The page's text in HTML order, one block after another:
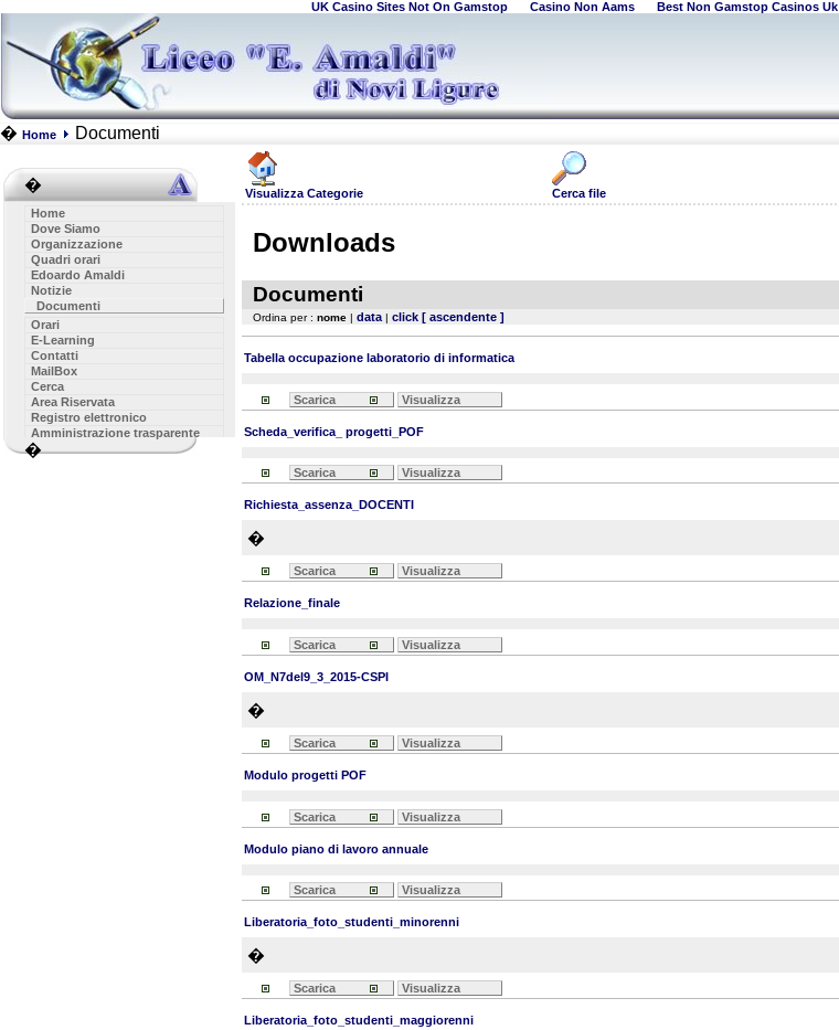
UK Casino Sites Not On Gamstop Casino Non Aams Best Non Gamstop Casinos Uk
� Home Documenti
�
Home
Dove Siamo
Organizzazione
Quadri orari
Edoardo Amaldi
Notizie
Documenti
Orari
E-Learning
Contatti
MailBox
Cerca
Area Riservata
Registro elettronico
Amministrazione trasparente
�
Visualizza Categorie Cerca file
Downloads
Documenti
Ordina per : nome | data | click [ ascendente ]
Tabella occupazione laboratorio di informatica
Scarica Visualizza
Scheda_verifica_ progetti_POF
Scarica Visualizza
Richiesta_assenza_DOCENTI
�
Scarica Visualizza
Relazione_finale
Scarica Visualizza
OM_N7del9_3_2015-CSPI
�
Scarica Visualizza
Modulo progetti POF
Scarica Visualizza
Modulo piano di lavoro annuale
Scarica Visualizza
Liberatoria_foto_studenti_minorenni
�
Scarica Visualizza
Liberatoria_foto_studenti_maggiorenni